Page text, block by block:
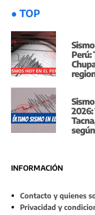
● TOP
Perú:
2026:
INFORMACIÓN
Contacto y quienes
Privacidad y